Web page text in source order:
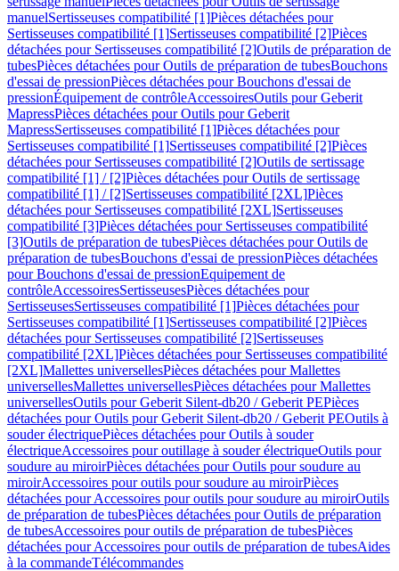
manuelSertisseuses compatibilité [1]Pièces détachées pour
Sertisseuses compatibilité [1]Sertisseuses compatibilité [2]Pièces
détachées pour Sertisseuses compatibilité [2]Outils de préparation de
tubesPièces détachées pour Outils de préparation de tubesBouchons
d'essai de pressionPièces détachées pour Bouchons d'essai de
pressionÉquipement de contrôleAccessoiresOutils pour Geberit
MapressPièces détachées pour Outils pour Geberit
MapressSertisseuses compatibilité [1]Pièces détachées pour
Sertisseuses compatibilité [1]Sertisseuses compatibilité [2]Pièces
détachées pour Sertisseuses compatibilité [2]Outils de sertissage
compatibilité [1] / [2]Pièces détachées pour Outils de sertissage
compatibilité [1] / [2]Sertisseuses compatibilité [2XL]Pièces
détachées pour Sertisseuses compatibilité [2XL]Sertisseuses
compatibilité [3]Pièces détachées pour Sertisseuses compatibilité
[3]Outils de préparation de tubesPièces détachées pour Outils de
préparation de tubesBouchons d'essai de pressionPièces détachées
pour Bouchons d'essai de pressionEquipement de
contrôleAccessoiresSertisseusesPièces détachées pour
SertisseusesSertisseuses compatibilité [1]Pièces détachées pour
Sertisseuses compatibilité [1]Sertisseuses compatibilité [2]Pièces
détachées pour Sertisseuses compatibilité [2]Sertisseuses
compatibilité [2XL]Pièces détachées pour Sertisseuses compatibilité
[2XL]Mallettes universellesPièces détachées pour Mallettes
universellesMallettes universellesPièces détachées pour Mallettes
universellesOutils pour Geberit Silent-db20 / Geberit PEPièces
détachées pour Outils pour Geberit Silent-db20 / Geberit PEOutils à
souder électriquePièces détachées pour Outils à souder
électriqueAccessoires pour outillage à souder électriqueOutils pour
soudure au miroirPièces détachées pour Outils pour soudure au
miroirAccessoires pour outils pour soudure au miroirPièces
détachées pour Accessoires pour outils pour soudure au miroirOutils
de préparation de tubesPièces détachées pour Outils de préparation
de tubesAccessoires pour outils de préparation de tubesPièces
détachées pour Accessoires pour outils de préparation de tubesAides
à la commandeTélécommandes